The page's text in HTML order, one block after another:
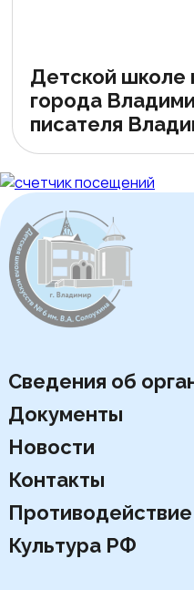
Детской школе
города
писателя
Сведения об
Документы
Новости
Контакты
Культура РФ